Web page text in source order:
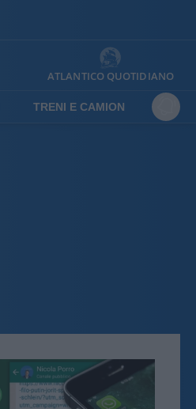
ATLANTICO QUOTIDIANO
TRENI E CAMION